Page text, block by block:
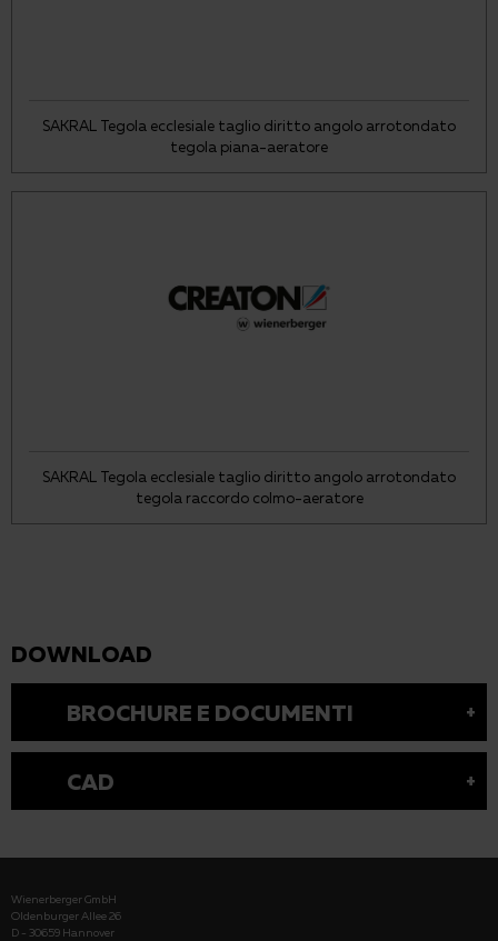
SAKRAL Tegola ecclesiale taglio diritto angolo arrotondato
tegola piana-aeratore
SAKRAL Tegola ecclesiale taglio diritto angolo arrotondato
tegola raccordo colmo-aeratore
DOWNLOAD
BROCHURE E DOCUMENTI
CAD
Wienerberger GmbH
Oldenburger Allee 26
D - 30659 Hannover